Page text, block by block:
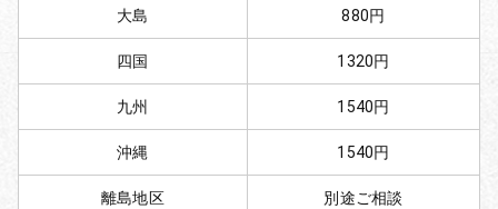
大島 880円
四国 1320円
九州 1540円
沖縄 1540円
離島地区 別途ご相談